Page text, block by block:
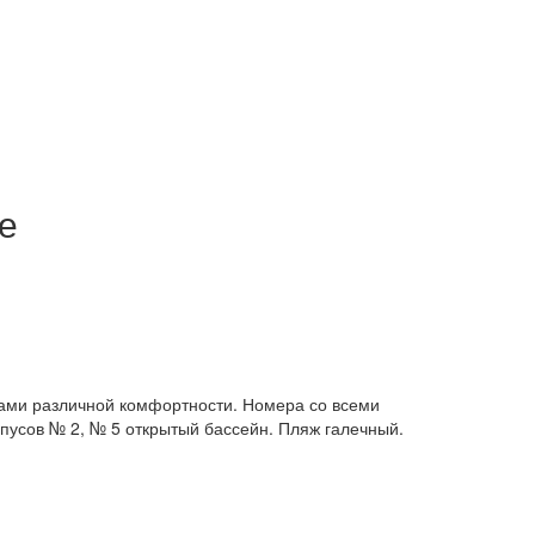
различной комфортности. Номера со всеми
№ 2, № 5 открытый бассейн. Пляж галечный.